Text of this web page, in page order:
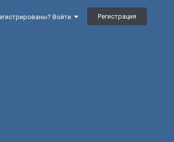
Войти Регистрация